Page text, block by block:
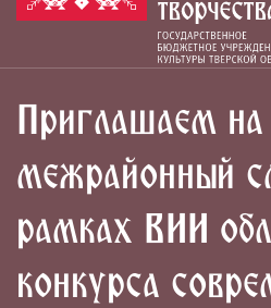
Приглашаем на
межрайонный
рамках VII
конкурса